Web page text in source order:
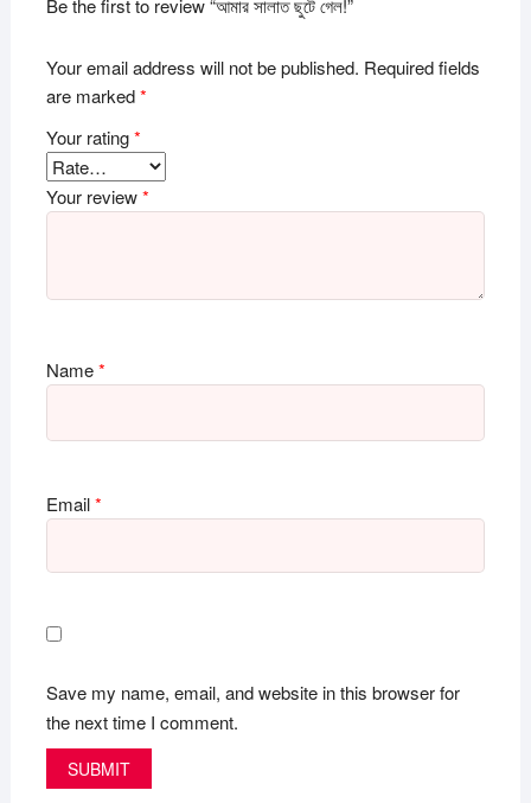
Be the first to review “আমার সালাত ছুটে গেল!”
Your email address will not be published. Required fields
are marked*
Your rating*
Your review*
Name*
Email*
Save my name, email, and website in this browser for
the next time I comment.